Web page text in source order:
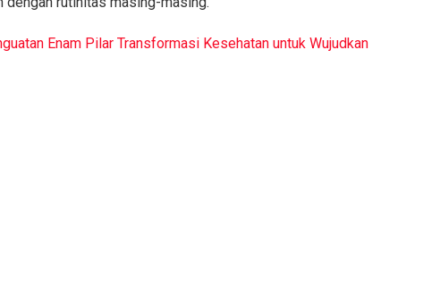
Enam Pilar Transformasi Kesehatan untuk Wujudkan